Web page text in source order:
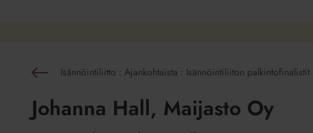
Takaisin Isännöintiliitto :Ajankohtaista : Isännöintiliiton
Johanna Hall, Maijasto Oy